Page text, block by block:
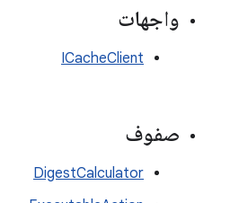
واجهات
ICacheClient
صفوف
DigestCalculator